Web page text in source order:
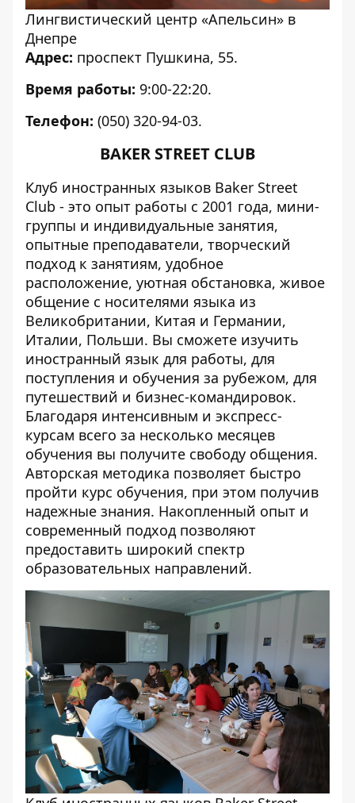
Лингвистический центр «Апельсин» в
Днепре
Адрес: проспект Пушкина, 55.
Время работы: 9:00-22:20.
Телефон: (050) 320-94-03.
BAKER STREET CLUB
Клуб иностранных языков Baker Street
Club - это опыт работы с 2001 года, мини-
группы и индивидуальные занятия,
опытные преподаватели, творческий
подход к занятиям, удобное
расположение, уютная обстановка, живое
общение с носителями языка из
Великобритании, Китая и Германии,
Италии, Польши. Вы сможете изучить
иностранный язык для работы, для
поступления и обучения за рубежом, для
путешествий и бизнес-командировок.
Благодаря интенсивным и экспресс-
курсам всего за несколько месяцев
обучения вы получите свободу общения.
Авторская методика позволяет быстро
пройти курс обучения, при этом получив
надежные знания. Накопленный опыт и
современный подход позволяют
предоставить широкий спектр
образовательных направлений.